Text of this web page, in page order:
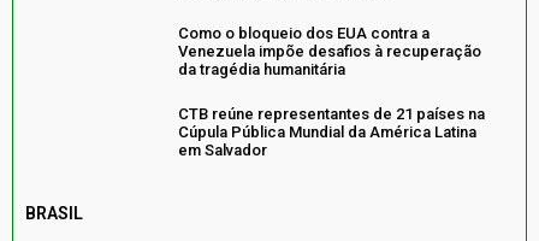
Como o bloqueio dos EUA contra a
Venezuela impõe desafios à recuperação
da tragédia humanitária
CTB reúne representantes de 21 países na
Cúpula Pública Mundial da América Latina
em Salvador
BRASIL